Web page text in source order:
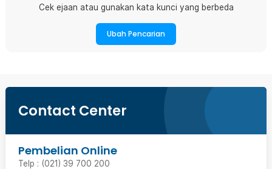
Cek ejaan atau gunakan kata kunci yang berbeda
Ubah Pencarian
Contact Center
Pembelian Online
Telp : (021) 39 700 200